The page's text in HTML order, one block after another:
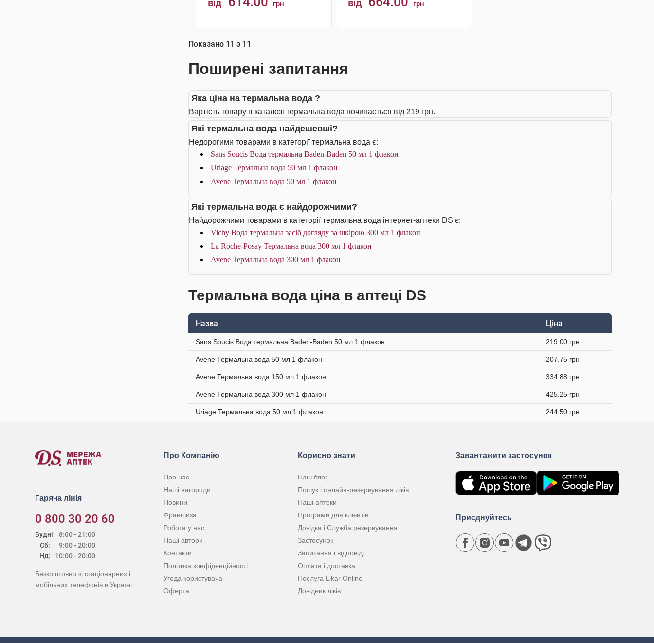
від грн від грн
Показано 11 з 11
Поширені запитання
Яка ціна на термальна вода ?
Вартість товару в каталозі термальна вода починається від 219 грн.
Які термальна вода найдешевші?
Недорогими товарами в категорії термальна вода є:
Sans Soucis Вода термальна Baden-Baden 50 мл 1 флакон
Uriage Термальна вода 50 мл 1 флакон
Avene Термальна вода 50 мл 1 флакон
Які термальна вода є найдорожчими?
Найдорожчими товарами в категорії термальна вода інтернет-аптеки DS є:
Vichy Вода термальна засіб догляду за шкірою 300 мл 1 флакон
La Roche-Posay Термальна вода 300 мл 1 флакон
Avene Термальна вода 300 мл 1 флакон
Термальна вода ціна в аптеці DS
Назва Ціна
Sans Soucis Вода термальна Baden-Baden 50 мл 1 флакон 219.00 грн
Avene Термальна вода 50 мл 1 флакон 207.75 грн
Avene Термальна вода 150 мл 1 флакон 334.88 грн
Avene Термальна вода 300 мл 1 флакон 425.25 грн
Uriage Термальна вода 50 мл 1 флакон 244.50 грн
Гаряча лінія
0 800 30 20 60
Будні:
Сб:
Нд:
8:00 - 21:00
9:00 - 20:00
10:00 - 20:00
Безкоштовно зі стаціонарних і
мобільних телефонів в Україні
Про Компанію
Про нас
Наші нагороди
Новини
Франшиза
Робота у нас
Наші автори
Контакти
Політика конфіденційності
Угода користувача
Оферта
Корисно знати
Наш блог
Пошук і онлайн-резервування ліків
Наші аптеки
Програми для клієнтів
Довідка і Служба резервування
Застосунок
Запитання і відповіді
Оплата і доставка
Послуга Likar Online
Довідник ліків
Завантажити застосунок
Приєднуйтесь